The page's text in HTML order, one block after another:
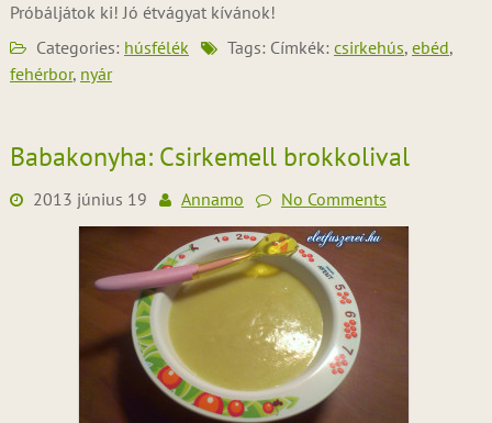
Próbáljátok ki! Jó étvágyat kívánok!
Categories: húsfélék Tags: Címkék: csirkehús, ebéd,
fehérbor, nyár
Babakonyha: Csirkemell brokkolival
2013 június 19 Annamo No Comments